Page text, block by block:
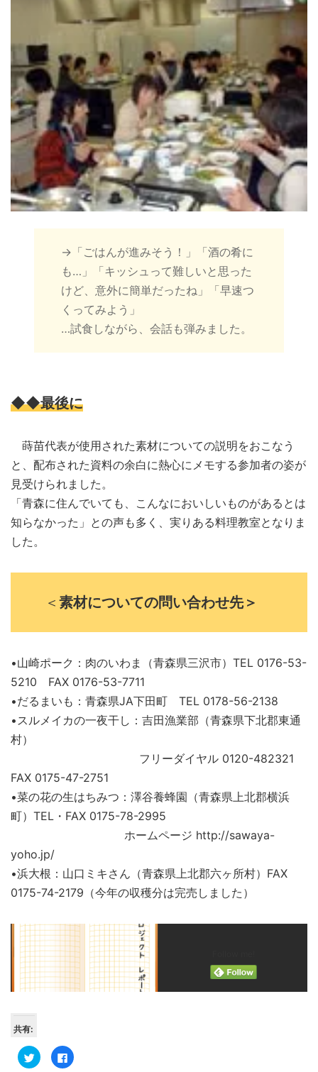
→「ごはんが進みそう！」「酒の肴に
も…」「キッシュって難しいと思った
けど、意外に簡単だったね」「早速つ
くってみよう」
…試食しながら、会話も弾みました。
◆◆最後に
蒔苗代表が使用された素材についての説明をおこなう
と、配布された資料の余白に熱心にメモする参加者の姿が
見受けられました。
「青森に住んでいても、こんなにおいしいものがあるとは
知らなかった」との声も多く、実りある料理教室となりま
した。
＜ 素材についての問い合わせ先＞
•山崎ポーク：肉のいわま（青森県三沢市）TEL 0176-53-
5210 FAX 0176-53-7711
•だるまいも：青森県JA下田町 TEL 0178-56-2138
•スルメイカの一夜干し：吉田漁業部（青森県下北郡東通
村）
フリーダイヤル 0120-482321
FAX 0175-47-2751
•菜の花の生はちみつ：澤谷養蜂園（青森県上北郡横浜
町）TEL・FAX 0175-78-2995
ホームページ http://sawaya-
yoho.jp/
•浜大根：山口ミキさん（青森県上北郡六ヶ所村）FAX
0175-74-2179（今年の収穫分は完売しました）
共有:
ク
リ
Facebook
で